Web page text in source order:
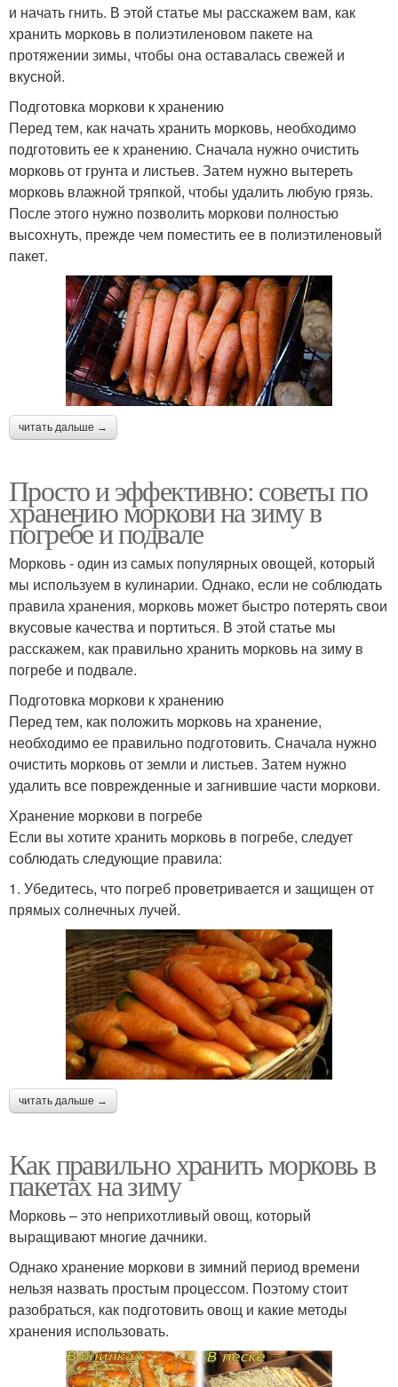
и начать гнить. В этой статье мы расскажем вам, как
хранить морковь в полиэтиленовом пакете на
протяжении зимы, чтобы она оставалась свежей и
вкусной.
Подготовка моркови к хранению
Перед тем, как начать хранить морковь, необходимо
подготовить ее к хранению. Сначала нужно очистить
морковь от грунта и листьев. Затем нужно вытереть
морковь влажной тряпкой, чтобы удалить любую грязь.
После этого нужно позволить моркови полностью
высохнуть, прежде чем поместить ее в полиэтиленовый
пакет.
читать дальше →
Просто и эффективно: советы по
хранению моркови на зиму в
погребе и подвале
Морковь - один из самых популярных овощей, который
мы используем в кулинарии. Однако, если не соблюдать
правила хранения, морковь может быстро потерять свои
вкусовые качества и портиться. В этой статье мы
расскажем, как правильно хранить морковь на зиму в
погребе и подвале.
Подготовка моркови к хранению
Перед тем, как положить морковь на хранение,
необходимо ее правильно подготовить. Сначала нужно
очистить морковь от земли и листьев. Затем нужно
удалить все поврежденные и загнившие части моркови.
Хранение моркови в погребе
Если вы хотите хранить морковь в погребе, следует
соблюдать следующие правила:
1. Убедитесь, что погреб проветривается и защищен от
прямых солнечных лучей.
читать дальше →
Как правильно хранить морковь в
пакетах на зиму
Морковь – это неприхотливый овощ, который
выращивают многие дачники.
Однако хранение моркови в зимний период времени
нельзя назвать простым процессом. Поэтому стоит
разобраться, как подготовить овощ и какие методы
хранения использовать.